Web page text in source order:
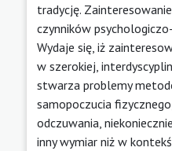
tradycję.
czynników
Wydaje się, iż
w szerokiej,
stwarza problemy
samopoczucia
odczuwania,
inny wymiar niż w